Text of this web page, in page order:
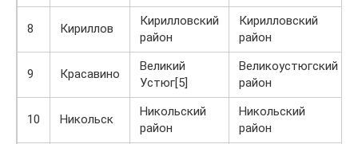
8 Кириллов
Кирилловский
район
Кирилловский
район
9 Красавино
Великий
Устюг[5]
Великоустюгский
район
10 Никольск
Никольский
район
Никольский
район